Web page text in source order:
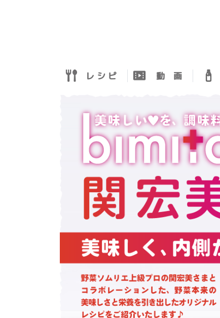
レ シ ピ 動 画